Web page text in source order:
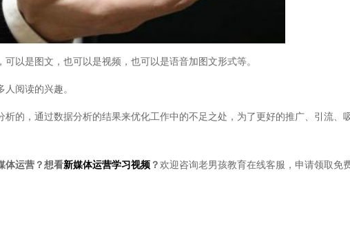
是图文，也可以是视频，也可以是语音加图文形式等。
阅读的兴趣。
的，通过数据分析的结果来优化工作中的不足之处，为了更好的推广、引流、
体运营？想看新媒体运营学习视频 ？欢迎咨询老男孩教育在线客服，申请领取免